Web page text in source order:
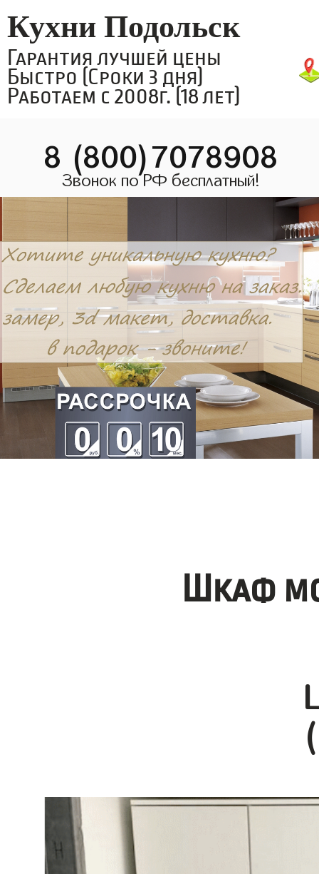
Кухни Подольск
Гарантия лучшей цены
Быстро (Сроки 3 дня)
Работаем с 2008г. (18 лет)
8 (800)7078908
Звонок по РФ бесплатный!
Шкаф